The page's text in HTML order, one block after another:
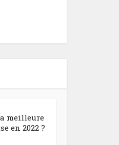
meilleure
en 2022 ?